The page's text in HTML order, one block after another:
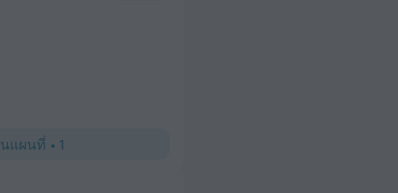
แผนที่ • 1